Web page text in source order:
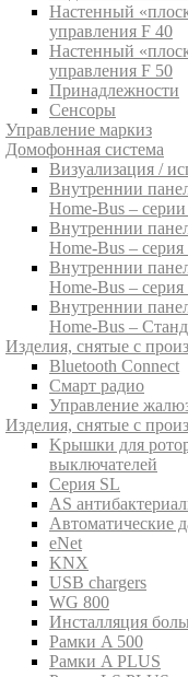
Настенный
управления F 40
Настенный
управления F 50
Принадлежности
Сенсоры
Управление маркиз
Домофонная система
Визуализация /
Внутреннии
Home-Bus –
Внутреннии
Home-Bus –
Внутреннии
Home-Bus – серия
Внутреннии
Home-Bus –
Изделия, снятые с
Bluetooth Connect
Смарт радио
Управление
Изделия, снятые с
Kрышки для
выключателей
Серия SL
AS
Aвтоматические
eNet
KNX
USB chargers
WG 800
Инсталляция
Рамки A 500
Рамки A PLUS